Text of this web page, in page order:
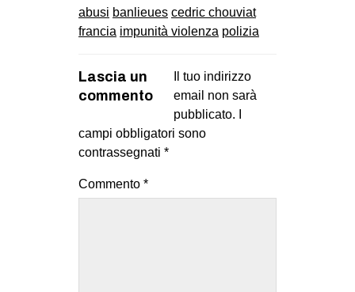
abusi banlieues cedric chouviat
francia impunità violenza polizia
Lascia un
commento
Il tuo indirizzo
email non sarà
pubblicato.
campi obbligatori sono
contrassegnati *
Commento *